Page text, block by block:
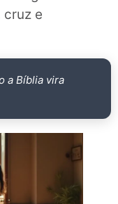
e
a Bíblia vira